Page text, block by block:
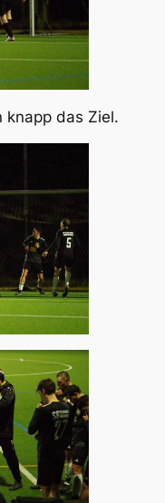
knapp das Ziel.